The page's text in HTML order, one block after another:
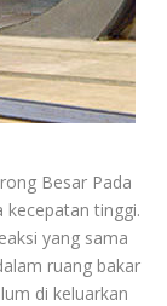
Besar Pada
kecepatan tinggi.
yang sama
ruang bakar
di keluarkan